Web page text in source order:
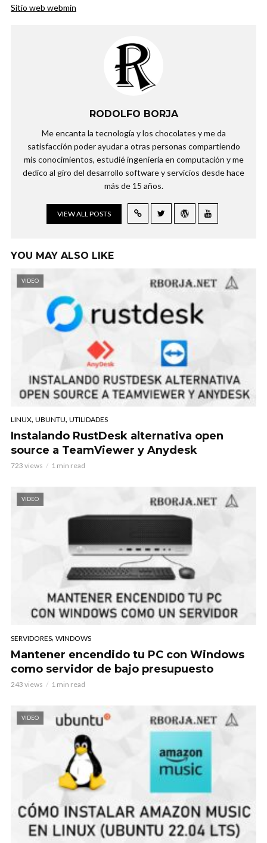
Sitio web webmin
RODOLFO BORJA
Me encanta la tecnología y los chocolates y me da
satisfacción poder ayudar a otras personas compartiendo
mis conocimientos, estudié ingeniería en computación y me
dedico al giro del desarrollo software y servicios desde hace
más de 15 años.
VIEW ALL POSTS
YOU MAY ALSO LIKE
VIDEO
LINUX, UBUNTU, UTILIDADES
Instalando RustDesk alternativa open
source a TeamViewer y Anydesk
723 views 1 min read
VIDEO
SERVIDORES, WINDOWS
Mantener encendido tu PC con Windows
como servidor de bajo presupuesto
243 views 1 min read
VIDEO